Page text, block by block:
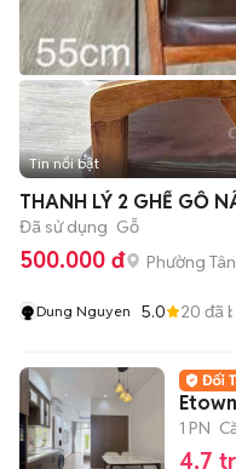
Tin nổi bật
THANH LÝ 2 GHẾ GỖ
Đã sử dụng Gỗ
500.000 đ Phường
Dung Nguyen 5.0 20 đã
giá từ
1 PN
4,7